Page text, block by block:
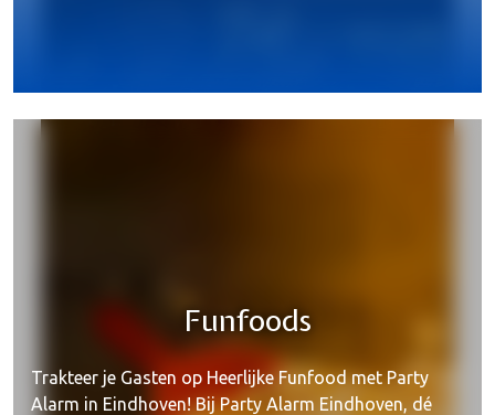
Funfoods
Trakteer je Gasten op Heerlijke Funfood met Party
Alarm in Eindhoven! Bij Party Alarm Eindhoven, dé